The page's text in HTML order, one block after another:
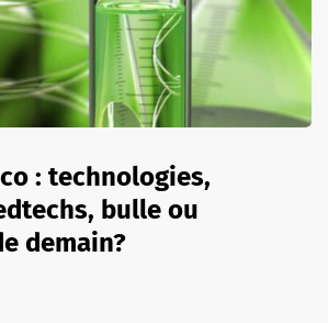
: technologies,
bulle ou
demain?